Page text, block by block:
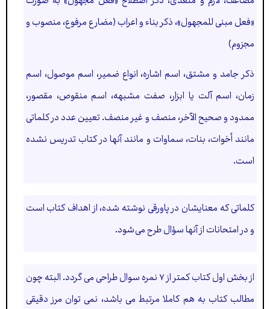
«فعل مبنی للمجهول»، ذكر بناء و اعراب (مضارع مرفوع، منصوب و
مجزوم)
ذكر جامد و مشتق، اسم اشاره، انواع ضمير، اسم موصول، اسم
زمان، اسم آلت يا ابزار، صفت مشبهه، اسم منقوص، مقصور،
ممدود و صحيح الآخر، منصف و غير منصف. تعيين عدد در كلماتی
مانند أَخوات، بنات، سماوات و مانند آنها در كتاب تدريس نشده
است.
کلماتی که معنايشان در پاورقی نوشته شده، از اهداف کتاب است
و در امتحانات از آنها سؤال طرح می شود.
از بخش اول کتاب کمتر از ۷ نمره سوال طراحی می گردد. البته چون
مطالب کتاب به هم کاملا مرتبط می باشد، نمی توان مرز دقیقی